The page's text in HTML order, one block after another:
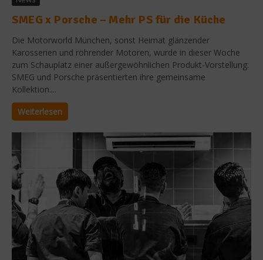
SMEG x Porsche – Mehr PS für die Küche
Die Motorworld München, sonst Heimat glänzender
Karosserien und röhrender Motoren, wurde in dieser Woche
zum Schauplatz einer außergewöhnlichen Produkt-Vorstellung:
SMEG und Porsche präsentierten ihre gemeinsame
Kollektion....
Weiterlesen